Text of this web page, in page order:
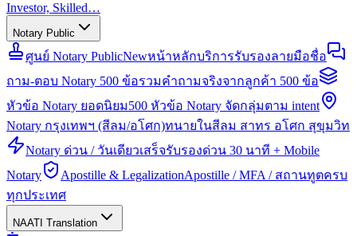
Investor, Skilled…
Notary Public
ศูนย์ Notary PublicNewหน้าหลักบริการรับรองลายมือชื่อ
ถาม-ตอบ Notary 500 ข้อรวมคำถามจริงจากลูกค้า 500 ข้อ
หัวข้อ Notary ยอดนิยม500 หัวข้อ Notary จัดกลุ่มตาม intent
Notary กรุงเทพฯ (สีลม/อโศก)ทนายในสีลม สาทร อโศก สุขุมวิท
Notary ด่วน / วันเดียวเสร็จรับรองด่วน 30 นาที + Mobile
Notary
Apostille & LegalizationApostille / MFA / สถานทูตครบ
ทุกประเทศ
NAATI Translation